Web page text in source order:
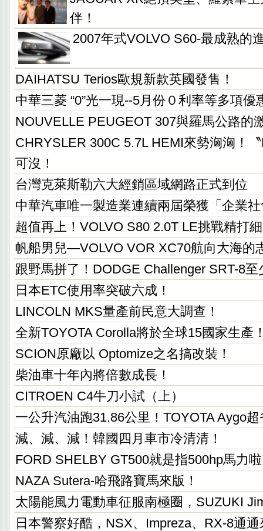
伴！
2007年式VOLVO S60-最成熟的
DAIHATSU Terios歐規新款英國發售！
中華三菱 “0”光一現--5月份０利率等多項優
NOUVELLE PEUGEOT 307與羅馬公路的
CHRYSLER 300C 5.7L HEMI來勢洶洶！
可沒！
台灣克萊斯勒六大經銷區域網路正式到位
中華汽車唯一製造業連續兩屆榮獲「企業
超值再上！VOLVO S80 2.0T LE挑戰精打
帆船男兒—VOLVO VOR XC70航向大海的
跟野馬拼了！DODGE Challenger SRT-8
日本ETC使用率突破六成！
LINCOLN MKS量產前民意大調查！
全新TOYOTA Corolla將於全球15國家生產
SCION原廠以 Optomize之名搞改裝！
柴油車十年內將倍數成長！
CITROEN C4牛刀小試（上）
一公升汽油跑31.86公里！TOYOTA Aygo
減、減、減！韓國四月車市冷清清！
FORD SHELBY GT500就是指500hp馬力
NAZA Sutera-哈飛路寶馬來版！
太陽能風力電動車征服南極圈，SUZUKI
日本警察好酷，NSX、Impreza、RX-8通通